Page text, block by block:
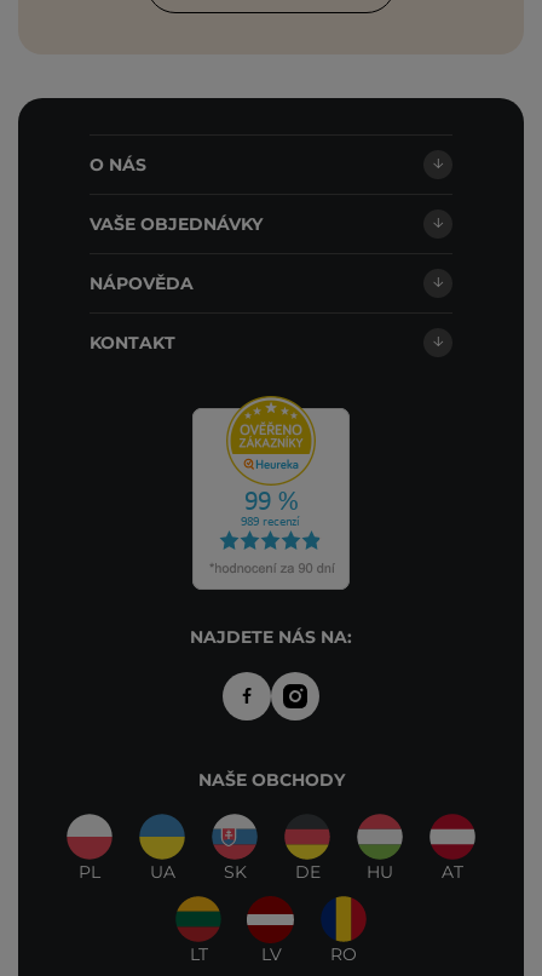
O NÁS
VAŠE OBJEDNÁVKY
NÁPOVĚDA
KONTAKT
NAJDETE NÁS NA:
NAŠE OBCHODY
PL UA SK DE HU AT
LT LV RO